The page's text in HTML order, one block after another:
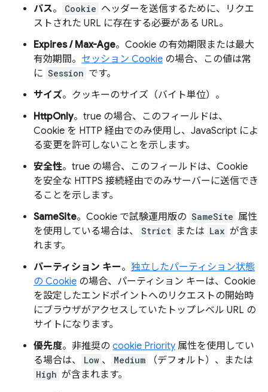
パス。 Cookie ヘッダーを送信するために、リクエ
ストされた URL に存在する必要がある URL。
Expires / Max-Age。Cookie の有効期限または最大
有効期間。 セッション Cookie の場合、この値は常
に Session です。
サイズ。クッキーのサイズ（バイト単位）。
HttpOnly。true の場合、このフィールドは、
Cookie を HTTP 経由でのみ使用し、JavaScript によ
る変更を許可しないことを示します。
安全性。true の場合、このフィールドは、Cookie
を安全な HTTPS 接続経由でのみサーバーに送信でき
ることを示します。
SameSite。Cookie で試験運用版の SameSite 属性
を使用している場合は、
Strict または Lax が含ま
れます。
パーティション キー。 独立したパーティション状態
の Cookie の場合、パーティション キーは、Cookie
を設定したエンドポイントへのリクエストの開始時
にブラウザがアクセスしていたトップレベル URL の
サイトになります。
優先度。非推奨の cookie Priority 属性を使用してい
る場合は、
Low 、 Medium （デフォルト）、または
High が含まれます。